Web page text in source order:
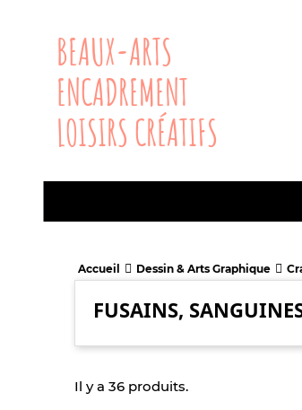
BEAUX-ARTS
ENCADREMENT
LOISIRS CRÉATIFS
Accueil Dessin & Arts Graphique
FUSAINS,
Il y a 36 produits.